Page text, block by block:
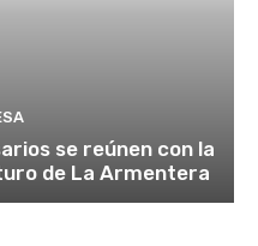
se reúnen con la
de La Armentera